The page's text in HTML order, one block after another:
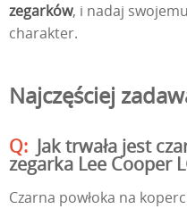
zegarków, i nadaj
charakter.
Najczęściej
Jak trwała jest
zegarka Lee Cooper
Czarna powłoka na